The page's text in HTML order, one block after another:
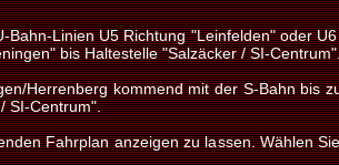
Linien U5 Richtung "Leinfelden" oder
bis Haltestelle "Salzäcker / SI-
Herrenberg kommend mit der S-Bahn bis
SI-Centrum".
Fahrplan anzeigen zu lassen. Wählen